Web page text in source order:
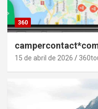
360
15 de abril de 2026